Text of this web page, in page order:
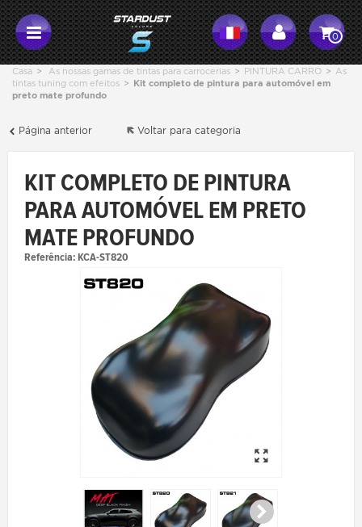
0
Casa > As nossas gamas de tintas para carrocerias > PINTURA CARRO > As
tintas tuning com efeitos > Kit completo de pintura para automóvel em
preto mate profundo
Página anterior Voltar para categoria
KIT COMPLETO DE PINTURA
PARA AUTOMÓVEL EM PRETO
MATE PROFUNDO
Referência:KCA-ST820